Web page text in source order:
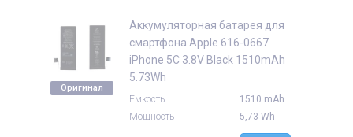
Оригинал
Аккумуляторная батарея для
смартфона Apple 616-0667
iPhone 5C 3.8V Black 1510mAh
5.73Wh
Емкость
1510 mAh
Мощность
5,73 Wh